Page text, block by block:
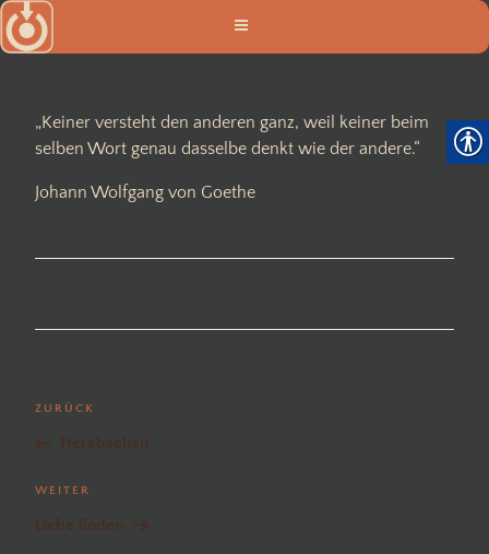
Zum
Inhalt
„Keiner versteht den anderen ganz, weil keiner beim
selben Wort genau dasselbe denkt wie der andere.“
Johann Wolfgang von Goethe
Beitragsnavigation
Vorheriger
Beitrag
ZURÜCK
Herabsehen
Nächster
Beitrag
WEITER
Liebe finden